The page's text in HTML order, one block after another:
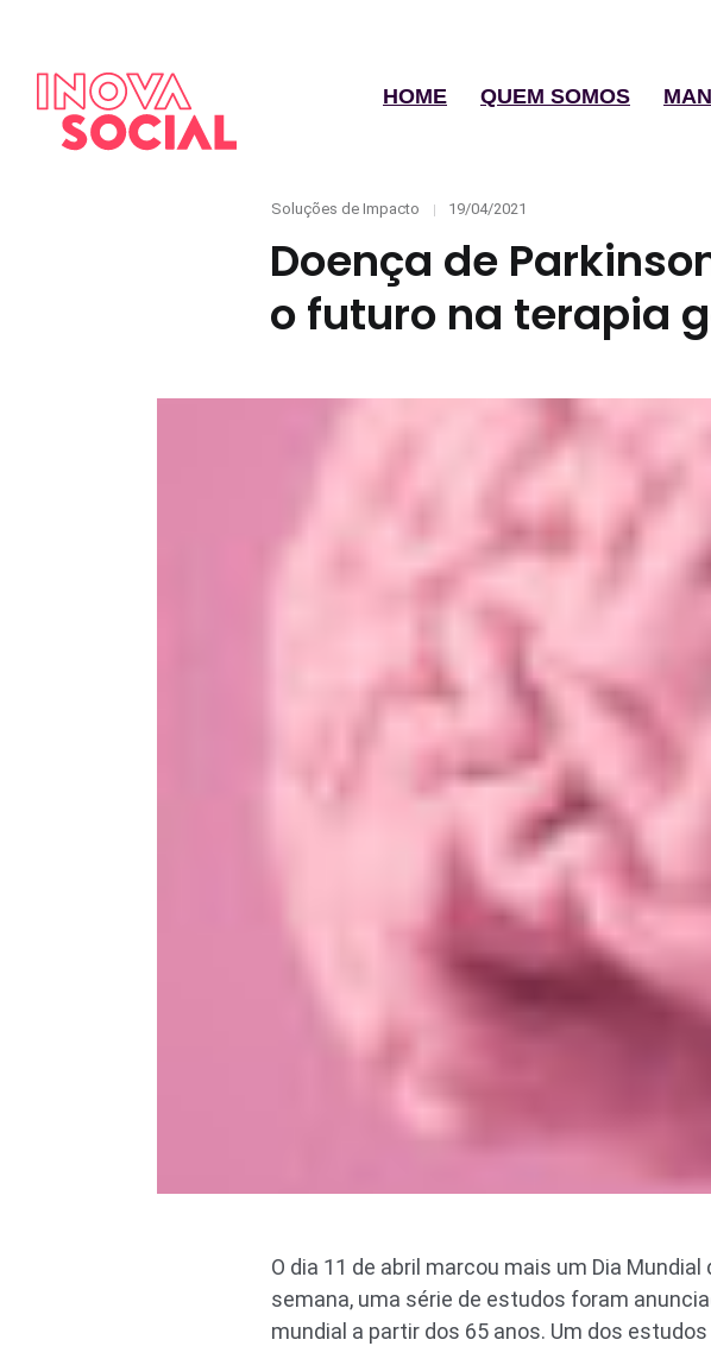
HOME QUEM SOMOS
Categories
Soluções de Impacto
Posted
19/04/2021
Doença de
o futuro na terapia
O dia 11 de abril marcou mais um Dia
semana, uma série de estudos foram
mundial a partir dos 65 anos. Um dos